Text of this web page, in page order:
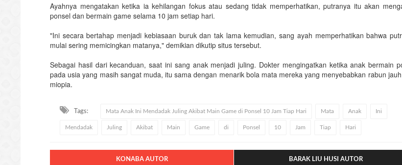
Ayahnya mengatakan ketika ia kehilangan fokus atau sedang tidak memperhatikan, putranya itu akan
ponsel dan bermain game selama 10 jam setiap hari.
"Ini secara bertahap menjadi kebiasaan buruk dan tak lama kemudian, sang ayah memperhatikan bahwa
mulai sering memicingkan matanya," demikian dikutip situs tersebut.
Sebagai hasil dari kecanduan, saat ini sang anak menjadi juling. Dokter mengingatkan ketika anak bermain
pada usia yang masih sangat muda, itu sama dengan menarik bola mata mereka yang menyebabkan rabun
miopia.
Tags: Mata Anak Ini Mendadak Juling Akibat Main Game di Ponsel 10 Jam Tiap Hari Mata Anak Ini
Mendadak Juling Akibat Main Game di Ponsel 10 Jam Tiap Hari
KONABA AUTOR BARAK LIU HUSI AUTOR